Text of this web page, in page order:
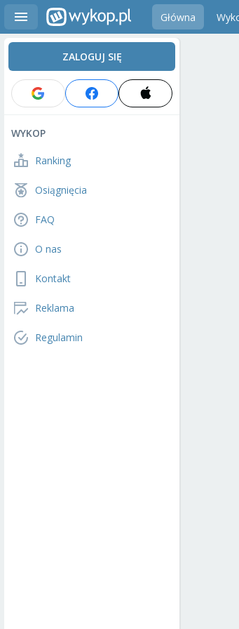
Główna
ZALOGUJ SIĘ
WYKOP
Ranking
Osiągnięcia
FAQ
O nas
Kontakt
Reklama
Regulamin